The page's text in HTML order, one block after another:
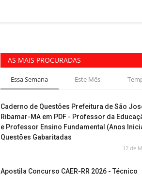
AS MAIS PROCURADAS
Essa Semana Este Mês
Caderno de Questões Prefeitura de São
Ribamar-MA em PDF - Professor da
e Professor Ensino Fundamental (Anos
Questões Gabaritadas
12 de
Apostila Concurso CAER-RR 2026 - Técnico